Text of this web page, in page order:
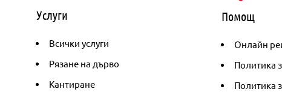
Услуги
Всички услуги
Рязане на дърво
Кантиране
Помощ
Онлайн
Политика
Политика